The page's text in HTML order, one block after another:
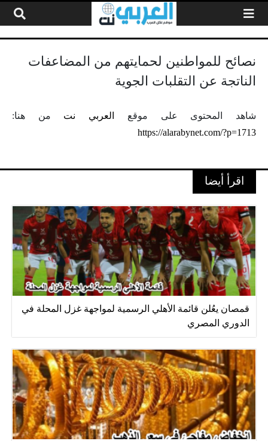
نصائح للمواطنين لحمايتهم من المضاعفات
الناتجة عن التقلبات الجوية
شاهد المحتوى على موقع العربي نت من هنا:
https://alarabynet.com/?p=1713
اقرأ أيضا
قمصان يعُلن قائمة الأهلي الرسمية لمواجهة غزل المحلة في
الدوري المصري